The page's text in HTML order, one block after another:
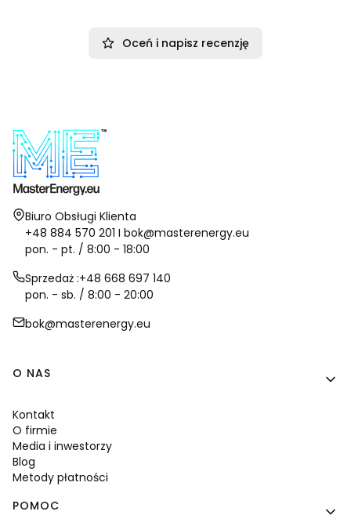
Oceń i napisz recenzję
Adres:
Biuro Obsługi Klienta
+48 884 570 201 I bok@masterenergy.eu
pon. - pt. / 8:00 - 18:00
Sprzedaż :+48 668 697 140
pon. - sb. / 8:00 - 20:00
bok@masterenergy.eu
Linki w stopce
O NAS
Kontakt
O firmie
Media i inwestorzy
Blog
Metody płatności
POMOC